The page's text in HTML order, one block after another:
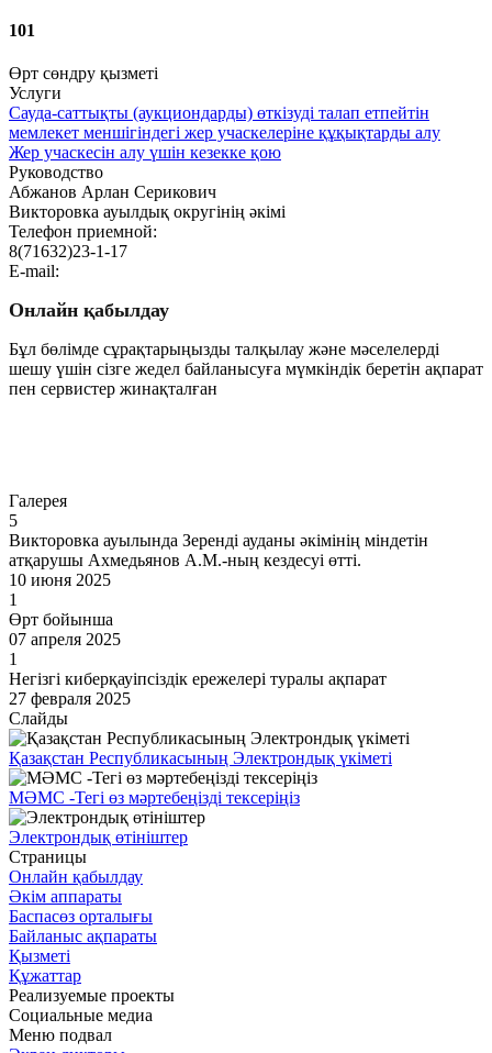
101
Өрт сөндру қызметі
Услуги
Сауда-саттықты (аукциондарды) өткізуді талап етпейтін
мемлекет меншігіндегі жер учаскелеріне құқықтарды алу
Жер учаскесін алу үшін кезекке қою
Руководство
Абжанов Арлан Серикович
Викторовка ауылдық округінің әкімі
Телефон приемной:
8(71632)23-1-17
E-mail:
Онлайн қабылдау
Бұл бөлімде сұрақтарыңызды талқылау және мәселелерді
шешу үшін сізге жедел байланысуға мүмкіндік беретін ақпарат
пен сервистер жинақталған
Галерея
5
Викторовка ауылында Зеренді ауданы әкімінің міндетін
атқарушы Ахмедьянов А.М.-ның кездесуі өтті.
10 июня 2025
1
Өрт бойынша
07 апреля 2025
1
Негізгі киберқауіпсіздік ережелері туралы ақпарат
27 февраля 2025
Слайды
Қазақстан Республикасының Электрондық үкіметі
МӘМС -Тегі өз мәртебеңізді тексеріңіз
Электрондық өтініштер
Страницы
Онлайн қабылдау
Әкім аппараты
Баспасөз орталығы
Байланыс ақпараты
Қызметі
Құжаттар
Реализуемые проекты
Социальные медиа
Меню подвал